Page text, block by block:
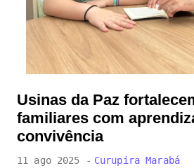
Usinas da Paz
familiares com
convivência
11 ago 2025 - Curupira Marabá